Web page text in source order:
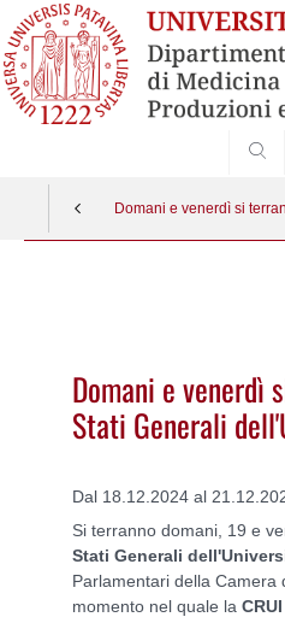
Domani e venerdì si
Domani e venerdì
Stati Generali
Dal 18.12.2024 al
Si terranno domani, 19 e
Stati Generali
Parlamentari della Camera
momento nel quale la CRUI